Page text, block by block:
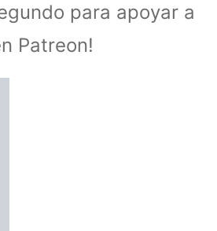
para apoyar a
Patreon!